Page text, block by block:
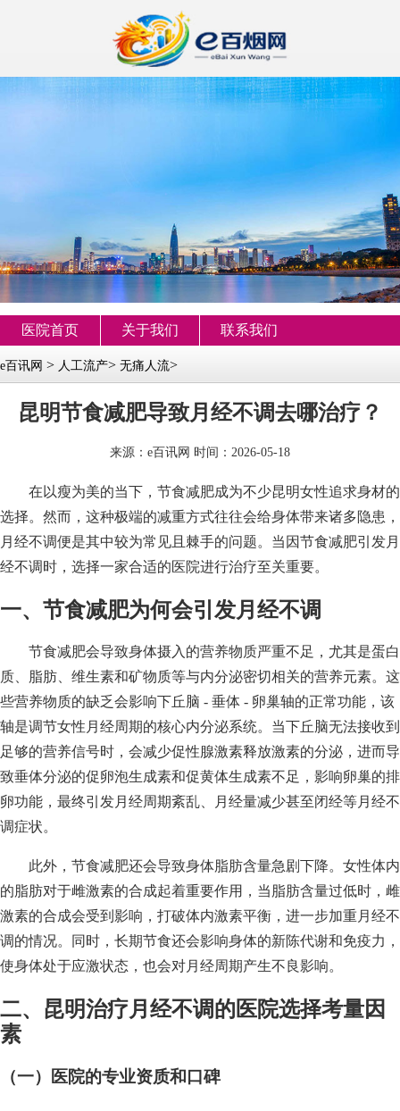
医院首页 关于我们 联系我们
e百讯网 > 人工流产> 无痛人流>
昆明节食减肥导致月经不调去哪治疗？
来源： e百讯网 时间：2026-05-18
在以瘦为美的当下，节食减肥成为不少昆明女性追求身材的
选择。然而，这种极端的减重方式往往会给身体带来诸多隐患，
月经不调便是其中较为常见且棘手的问题。当因节食减肥引发月
经不调时，选择一家合适的医院进行治疗至关重要。
一、节食减肥为何会引发月经不调
节食减肥会导致身体摄入的营养物质严重不足，尤其是蛋白
质、脂肪、维生素和矿物质等与内分泌密切相关的营养元素。这
些营养物质的缺乏会影响下丘脑 - 垂体 - 卵巢轴的正常功能，该
轴是调节女性月经周期的核心内分泌系统。当下丘脑无法接收到
足够的营养信号时，会减少促性腺激素释放激素的分泌，进而导
致垂体分泌的促卵泡生成素和促黄体生成素不足，影响卵巢的排
卵功能，最终引发月经周期紊乱、月经量减少甚至闭经等月经不
调症状。
此外，节食减肥还会导致身体脂肪含量急剧下降。女性体内
的脂肪对于雌激素的合成起着重要作用，当脂肪含量过低时，雌
激素的合成会受到影响，打破体内激素平衡，进一步加重月经不
调的情况。同时，长期节食还会影响身体的新陈代谢和免疫力，
使身体处于应激状态，也会对月经周期产生不良影响。
二、昆明治疗月经不调的医院选择考量因
素
（一）医院的专业资质和口碑